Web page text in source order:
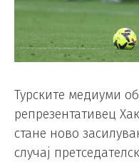
Турските медиуми
репрезентативец
стане ново
случај